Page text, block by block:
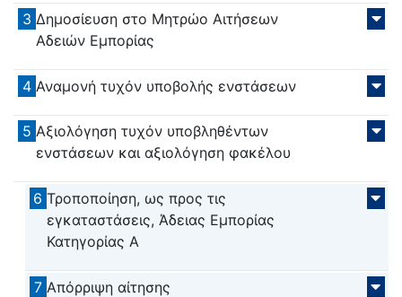
3 Δημοσίευση στο Μητρώο Αιτήσεων
Αδειών Εμπορίας
4 Αναμονή τυχόν υποβολής ενστάσεων
5 Αξιολόγηση τυχόν υποβληθέντων
ενστάσεων και αξιολόγηση φακέλου
6 Τροποποίηση, ως προς τις
εγκαταστάσεις, Άδειας Εμπορίας
Κατηγορίας Α
7 Απόρριψη αίτησης